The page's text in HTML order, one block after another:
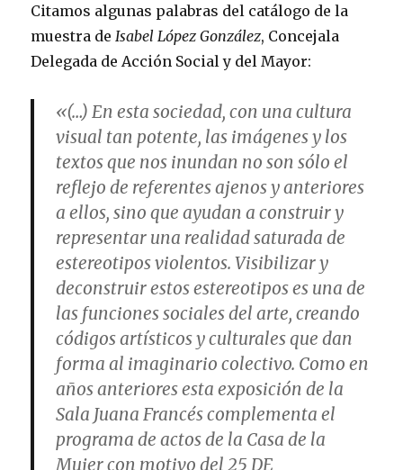
Citamos algunas palabras del catálogo de la
muestra de Isabel López González, Concejala
Delegada de Acción Social y del Mayor:
«(…) En esta sociedad, con una cultura
visual tan potente, las imágenes y los
textos que nos inundan no son sólo el
reflejo de referentes ajenos y anteriores
a ellos, sino que ayudan a construir y
representar una realidad saturada de
estereotipos violentos. Visibilizar y
deconstruir estos estereotipos es una de
las funciones sociales del arte, creando
códigos artísticos y culturales que dan
forma al imaginario colectivo. Como en
años anteriores esta exposición de la
Sala Juana Francés complementa el
programa de actos de la Casa de la
Mujer con motivo del 25 DE